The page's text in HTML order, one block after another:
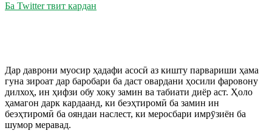
Ба Twitter твит кардан
Дар даврони муосир ҳадафи асосӣ аз кишту парвариши ҳама
гуна зироат дар баробари ба даст овардани ҳосили фаровону
дилхоҳ, ин ҳифзи обу хоку замин ва табиати диёр аст. Ҳоло
ҳамагон дарк кардаанд, ки беэҳтиромӣ ба замин ин
беэҳтиромӣ ба ояндаи наслест, ки меросбари имрӯзиён ба
шумор меравад.